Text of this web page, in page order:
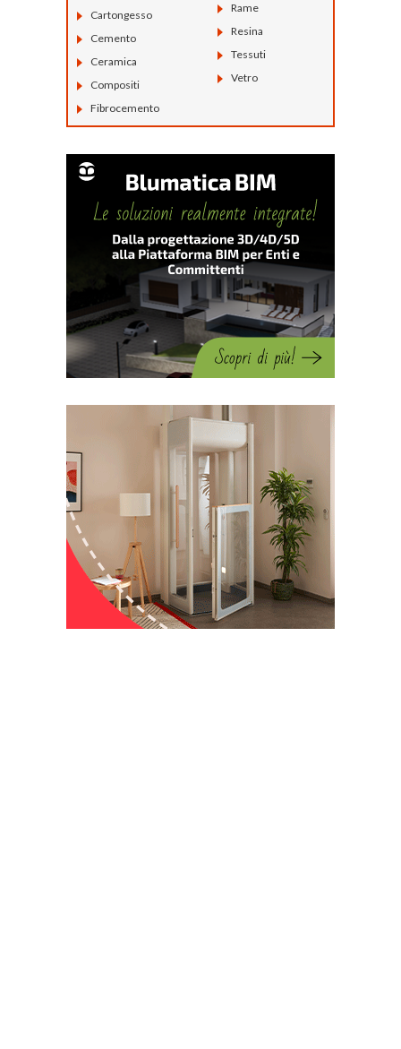
Cartongesso
Cemento
Ceramica
Compositi
Fibrocemento
Rame
Resina
Tessuti
Vetro